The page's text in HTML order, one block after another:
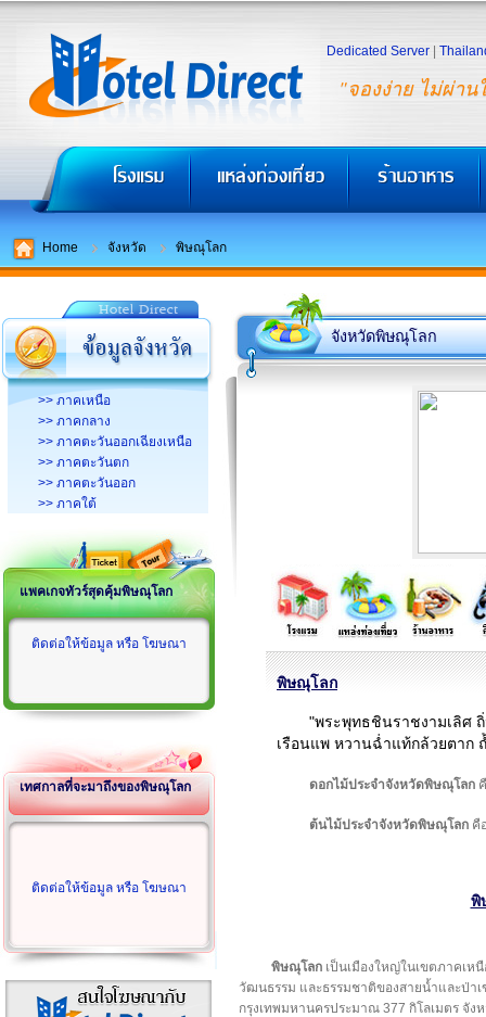
"จองง่าย ไม่ผ่าน
Dedicated Server
Home จังหวัด พิษณุโลก
>> ภาคเหนือ
>> ภาคกลาง
>> ภาคตะวันออกเฉียงเหนือ
>> ภาคตะวันตก
>> ภาคตะวันออก
>> ภาคใต้
แพคเกจทัวร์สุดคุ้มพิษณุโลก
ติดต่อให้ข้อมูล หรือ โฆษณา
เทศกาลที่จะมาถึงของพิษณุโลก
ติดต่อให้ข้อมูล หรือ โฆษณา
จังหวัดพิษณุโลก
พิษณุโลก
"พระพุทธชินราชงามเลิศ
เรือนแพ หวานฉ่ำแท้กล้วยตาก
ดอกไม้ประจำจังหวัดพิษณุโลก
ต้นไม้ประจำจังหวัดพิษณุโลก คื
พิ
พิษณุโลก เป็นเมืองใหญ่ในเขตภาคเห
วัฒนธรรม และธรรมชาติของสายน้ำและป่า
กรุงเทพมหานครประมาณ 377 กิโลเมตร จั